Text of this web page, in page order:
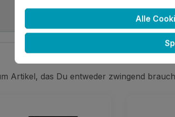
Artikel, das Du entweder zwingend
Alle